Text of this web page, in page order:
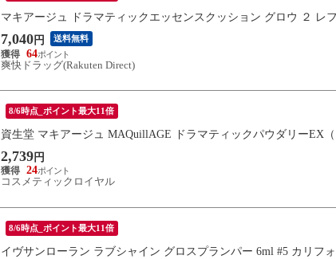
マキアージュ ドラマティックエッセンスクッション グロウ ２ レ
7,040 円 送料無料
64
爽快ドラッグ(Rakuten Direct)
8/6時点_ポイント最大11倍
資生堂 マキアージュ MAQuillAGE ドラマティックパウダリーEX
2,739 円
24
コスメティックロイヤル
8/6時点_ポイント最大11倍
イヴサンローラン ラブシャイン グロスプランパー 6ml #5 カリフ